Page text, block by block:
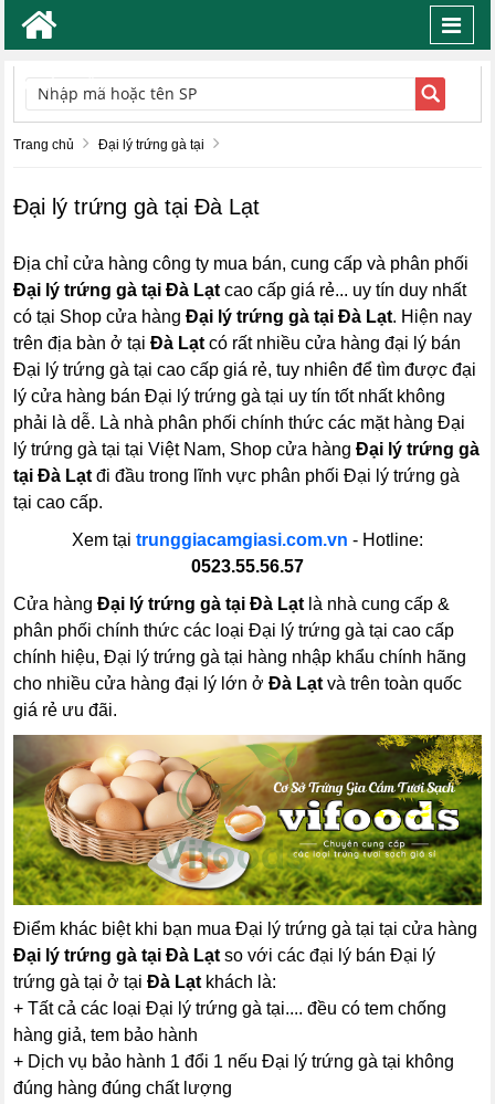
TÌM KIẾM
Trang chủ Đại lý trứng gà tại
Đại lý trứng gà tại Đà Lạt
Địa chỉ cửa hàng công ty mua bán, cung cấp và phân phối
Đại lý trứng gà tại Đà Lạt cao cấp giá rẻ... uy tín duy nhất
có tại Shop cửa hàngĐại lý trứng gà tại Đà Lạt. Hiện nay
trên địa bàn ở tạiĐà Lạt có rất nhiều cửa hàng đại lý bán
Đại lý trứng gà tại cao cấp giá rẻ, tuy nhiên để tìm được đại
lý cửa hàng bán Đại lý trứng gà tại uy tín tốt nhất không
phải là dễ. Là nhà phân phối chính thức các mặt hàng Đại
lý trứng gà tại tại Việt Nam, Shop cửa hàngĐại lý trứng gà
tại Đà Lạt đi đầu trong lĩnh vực phân phối Đại lý trứng gà
tại cao cấp.
Xem tại trunggiacamgiasi.com.vn - Hotline:
0523.55.56.57
Cửa hàngĐại lý trứng gà tại Đà Lạt là nhà cung cấp &
phân phối chính thức các loại Đại lý trứng gà tại cao cấp
chính hiệu, Đại lý trứng gà tại hàng nhập khẩu chính hãng
cho nhiều cửa hàng đại lý lớn ởĐà Lạt và trên toàn quốc
giá rẻ ưu đãi.
Điểm khác biệt khi bạn mua Đại lý trứng gà tại tại cửa hàng
Đại lý trứng gà tại Đà Lạt so với các đại lý bán Đại lý
trứng gà tại ở tạiĐà Lạt khách là:
+ Tất cả các loại Đại lý trứng gà tại.... đều có tem chống
hàng giả, tem bảo hành
+ Dịch vụ bảo hành 1 đổi 1 nếu Đại lý trứng gà tại không
đúng hàng đúng chất lượng